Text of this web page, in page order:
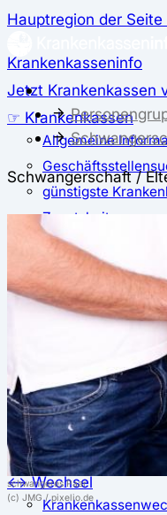
Hauptregion der Seite
Krankenkasseninfo
Jetzt Krankenkassen
☞ Krankenkassen
Allgemeine
günstigste
Zusatzbeitrag
✅ Krankenkassen Test
Der große
Test für Studierende
Test für
Test für
Test für
⚖️ Vergleich & Rechner
↔ Wechsel
Schwangerschaft /
schwangeres Paar
(c) JMG / pixelio.de